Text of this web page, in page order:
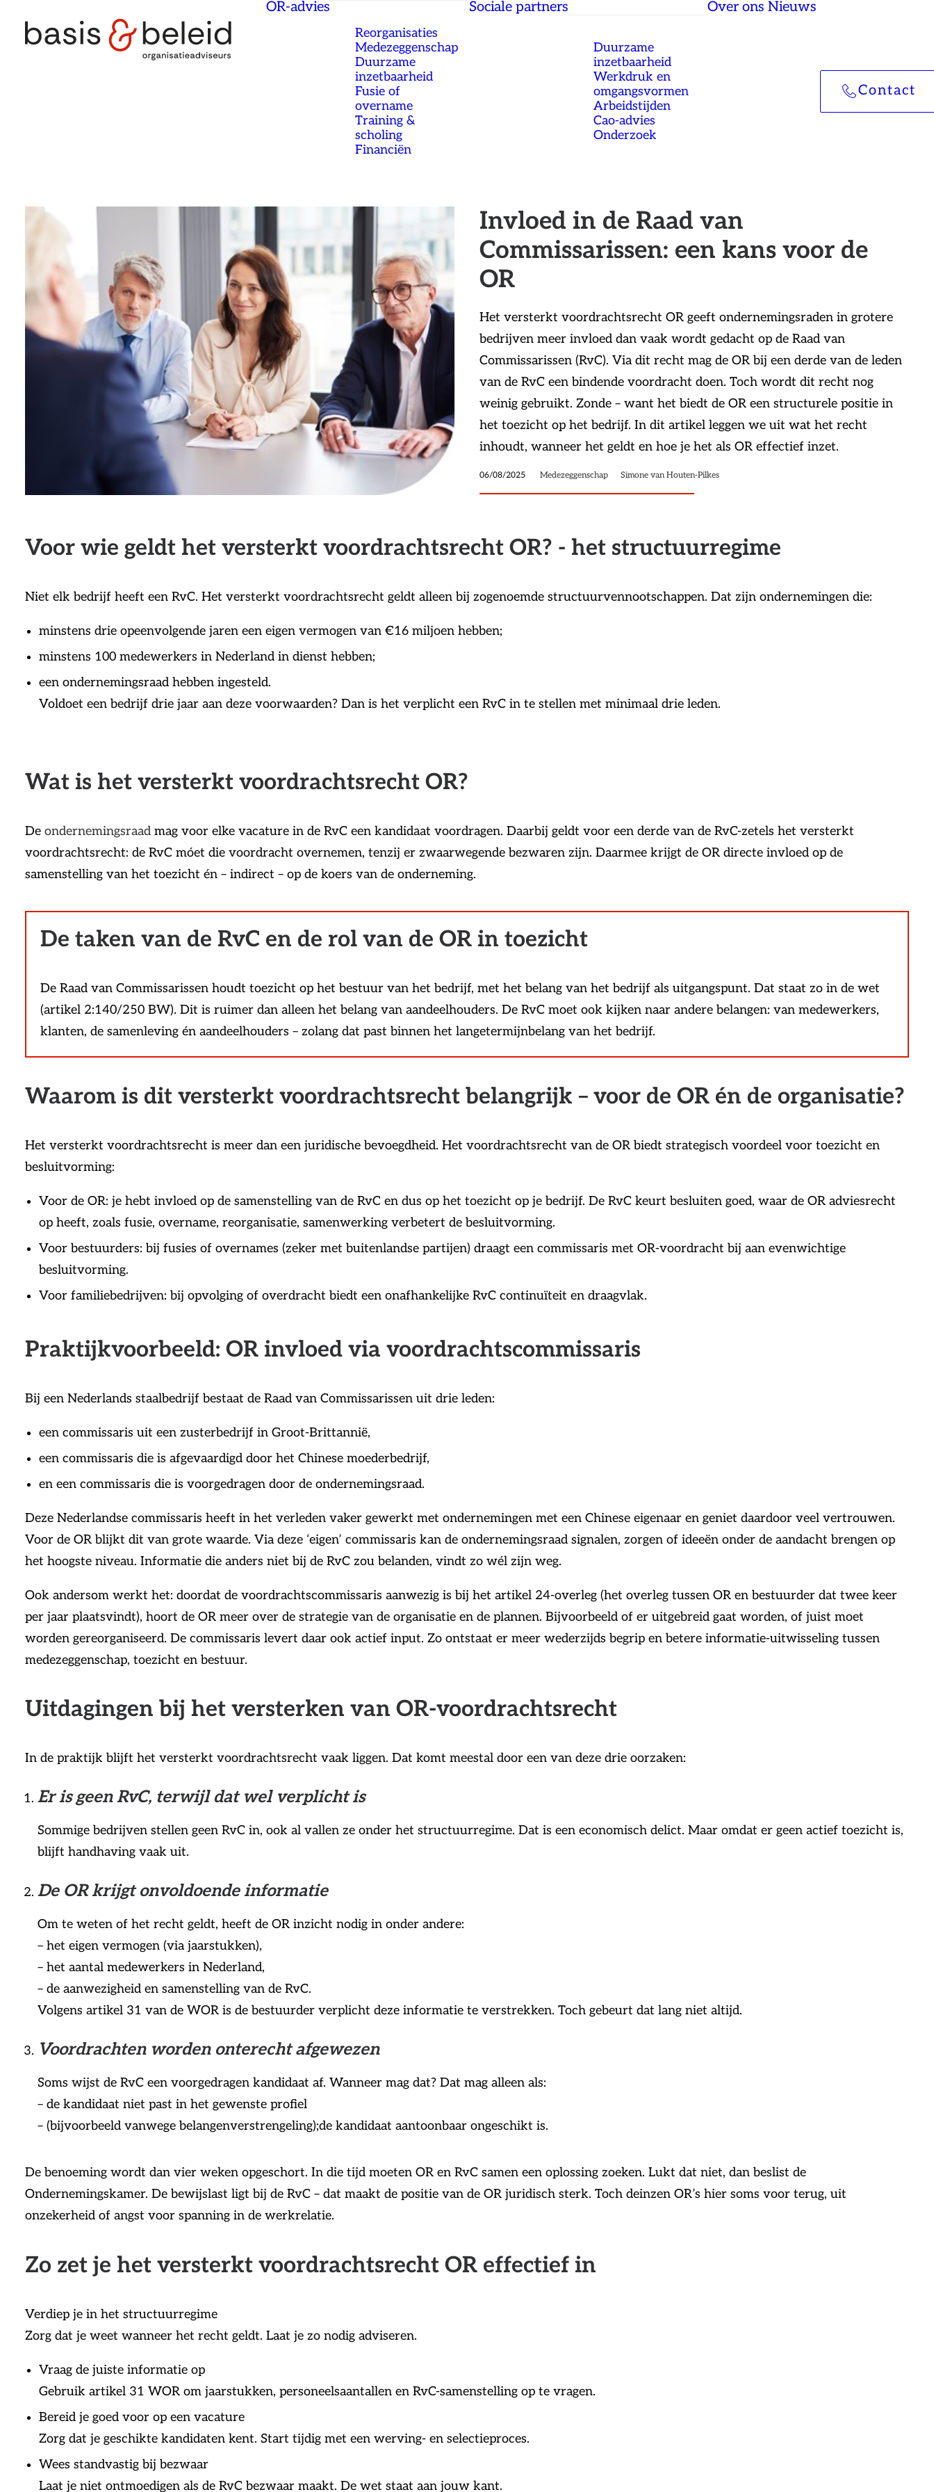
OR-advies
Reorganisaties
Medezeggenschap
Duurzame
inzetbaarheid
Fusie of
overname
Training &
scholing
Financiën
Sociale partners
Duurzame
inzetbaarheid
Werkdruk en
omgangsvormen
Arbeidstijden
Cao-advies
Onderzoek
Over ons Nieuws
Contact
Invloed in de Raad van
Commissarissen: een kans voor de
OR
Het versterkt voordrachtsrecht OR geeft ondernemingsraden in grotere
bedrijven meer invloed dan vaak wordt gedacht op de Raad van
Commissarissen (RvC). Via dit recht mag de OR bij een derde van de leden
van de RvC een bindende voordracht doen. Toch wordt dit recht nog
weinig gebruikt. Zonde – want het biedt de OR een structurele positie in
het toezicht op het bedrijf. In dit artikel leggen we uit wat het recht
inhoudt, wanneer het geldt en hoe je het als OR effectief inzet.
06/08/2025 Medezeggenschap Simone van Houten-Pilkes
Voor wie geldt het versterkt voordrachtsrecht OR? - het structuurregime
Niet elk bedrijf heeft een RvC. Het versterkt voordrachtsrecht geldt alleen bij zogenoemde structuurvennootschappen. Dat zijn ondernemingen die:
minstens drie opeenvolgende jaren een eigen vermogen van €16 miljoen hebben;
minstens 100 medewerkers in Nederland in dienst hebben;
een ondernemingsraad hebben ingesteld.
Voldoet een bedrijf drie jaar aan deze voorwaarden? Dan is het verplicht een RvC in te stellen met minimaal drie leden.
Wat is het versterkt voordrachtsrecht OR?
De ondernemingsraad mag voor elke vacature in de RvC een kandidaat voordragen. Daarbij geldt voor een derde van de RvC-zetels het versterkt
voordrachtsrecht: de RvC móet die voordracht overnemen, tenzij er zwaarwegende bezwaren zijn. Daarmee krijgt de OR directe invloed op de
samenstelling van het toezicht én – indirect – op de koers van de onderneming.
De taken van de RvC en de rol van de OR in toezicht
De Raad van Commissarissen houdt toezicht op het bestuur van het bedrijf, met het belang van het bedrijf als uitgangspunt. Dat staat zo in de wet
(artikel 2:140/250 BW). Dit is ruimer dan alleen het belang van aandeelhouders. De RvC moet ook kijken naar andere belangen: van medewerkers,
klanten, de samenleving én aandeelhouders – zolang dat past binnen het langetermijnbelang van het bedrijf.
Waarom is dit versterkt voordrachtsrecht belangrijk – voor de OR én de organisatie?
Het versterkt voordrachtsrecht is meer dan een juridische bevoegdheid. Het voordrachtsrecht van de OR biedt strategisch voordeel voor toezicht en
besluitvorming:
Voor de OR: je hebt invloed op de samenstelling van de RvC en dus op het toezicht op je bedrijf. De RvC keurt besluiten goed, waar de OR adviesrecht
op heeft, zoals fusie, overname, reorganisatie, samenwerking verbetert de besluitvorming.
Voor bestuurders: bij fusies of overnames (zeker met buitenlandse partijen) draagt een commissaris met OR-voordracht bij aan evenwichtige
besluitvorming.
Voor familiebedrijven: bij opvolging of overdracht biedt een onafhankelijke RvC continuïteit en draagvlak.
Praktijkvoorbeeld: OR invloed via voordrachtscommissaris
Bij een Nederlands staalbedrijf bestaat de Raad van Commissarissen uit drie leden:
een commissaris uit een zusterbedrijf in Groot-Brittannië,
een commissaris die is afgevaardigd door het Chinese moederbedrijf,
en een commissaris die is voorgedragen door de ondernemingsraad.
Deze Nederlandse commissaris heeft in het verleden vaker gewerkt met ondernemingen met een Chinese eigenaar en geniet daardoor veel vertrouwen.
Voor de OR blijkt dit van grote waarde. Via deze ‘eigen’ commissaris kan de ondernemingsraad signalen, zorgen of ideeën onder de aandacht brengen op
het hoogste niveau. Informatie die anders niet bij de RvC zou belanden, vindt zo wél zijn weg.
Ook andersom werkt het: doordat de voordrachtscommissaris aanwezig is bij het artikel 24-overleg (het overleg tussen OR en bestuurder dat twee keer
per jaar plaatsvindt), hoort de OR meer over de strategie van de organisatie en de plannen. Bijvoorbeeld of er uitgebreid gaat worden, of juist moet
worden gereorganiseerd. De commissaris levert daar ook actief input. Zo ontstaat er meer wederzijds begrip en betere informatie-uitwisseling tussen
medezeggenschap, toezicht en bestuur.
Uitdagingen bij het versterken van OR-voordrachtsrecht
In de praktijk blijft het versterkt voordrachtsrecht vaak liggen. Dat komt meestal door een van deze drie oorzaken:
Er is geen RvC, terwijl dat wel verplicht is
Sommige bedrijven stellen geen RvC in, ook al vallen ze onder het structuurregime. Dat is een economisch delict. Maar omdat er geen actief toezicht is,
blijft handhaving vaak uit.
De OR krijgt onvoldoende informatie
Om te weten of het recht geldt, heeft de OR inzicht nodig in onder andere:
– het eigen vermogen (via jaarstukken),
– het aantal medewerkers in Nederland,
– de aanwezigheid en samenstelling van de RvC.
Volgens artikel 31 van de WOR is de bestuurder verplicht deze informatie te verstrekken. Toch gebeurt dat lang niet altijd.
Voordrachten worden onterecht afgewezen
Soms wijst de RvC een voorgedragen kandidaat af. Wanneer mag dat? Dat mag alleen als:
– de kandidaat niet past in het gewenste profiel
– (bijvoorbeeld vanwege belangenverstrengeling);de kandidaat aantoonbaar ongeschikt is.
De benoeming wordt dan vier weken opgeschort. In die tijd moeten OR en RvC samen een oplossing zoeken. Lukt dat niet, dan beslist de
Ondernemingskamer. De bewijslast ligt bij de RvC – dat maakt de positie van de OR juridisch sterk. Toch deinzen OR’s hier soms voor terug, uit
onzekerheid of angst voor spanning in de werkrelatie.
Zo zet je het versterkt voordrachtsrecht OR effectief in
Verdiep je in het structuurregime
Zorg dat je weet wanneer het recht geldt. Laat je zo nodig adviseren.
Vraag de juiste informatie op
Gebruik artikel 31 WOR om jaarstukken, personeelsaantallen en RvC-samenstelling op te vragen.
Bereid je goed voor op een vacature
Zorg dat je geschikte kandidaten kent. Start tijdig met een werving- en selectieproces.
Wees standvastig bij bezwaar
Laat je niet ontmoedigen als de RvC bezwaar maakt. De wet staat aan jouw kant.